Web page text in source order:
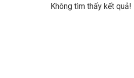
Không tìm thấy kết quả!